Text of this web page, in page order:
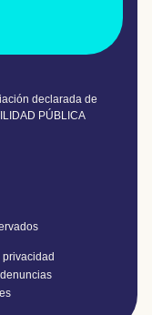
declarada de
PÚBLICA
privacidad